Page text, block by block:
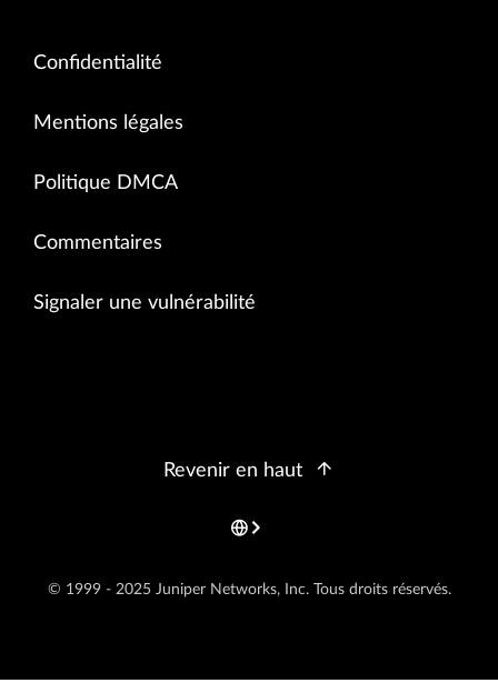
Confidentialité
Mentions légales
Politique DMCA
Commentaires
Signaler une vulnérabilité
© 1999 - 2025 Juniper Networks, Inc. Tous droits réservés.
Revenir en haut